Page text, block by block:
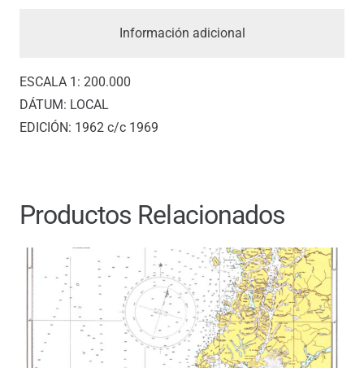
Información adicional
ESCALA 1: 200.000
DÁTUM: LOCAL
EDICIÓN: 1962 c/c 1969
Productos Relacionados